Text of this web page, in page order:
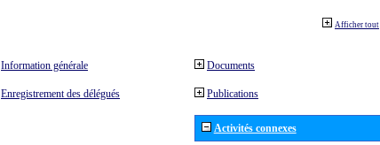
Afficher tout
Information générale
Enregistrement des délégués
Documents
Publications
Activités connexes